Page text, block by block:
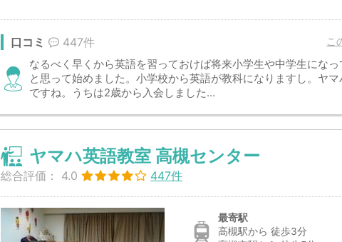
こ
口コミ 447件
なるべく早くから英語を習っておけば将来小学生や中学生にな
と思って始めました。小学校から英語が教科になりますし。ヤ
ですね。うちは2歳から入会しました...
ヤマハ英語教室 高槻センター
総合評価： 4.0 447件
最寄駅
高槻駅から 徒歩3分